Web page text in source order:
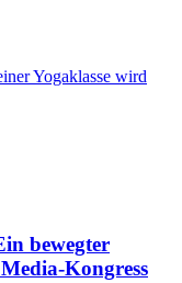
Yogaklasse wird
bewegter
Kongress